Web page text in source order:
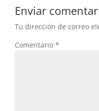
b
o
o
k
A
p
p
Enviar
Tu dirección de correo
Comentario*